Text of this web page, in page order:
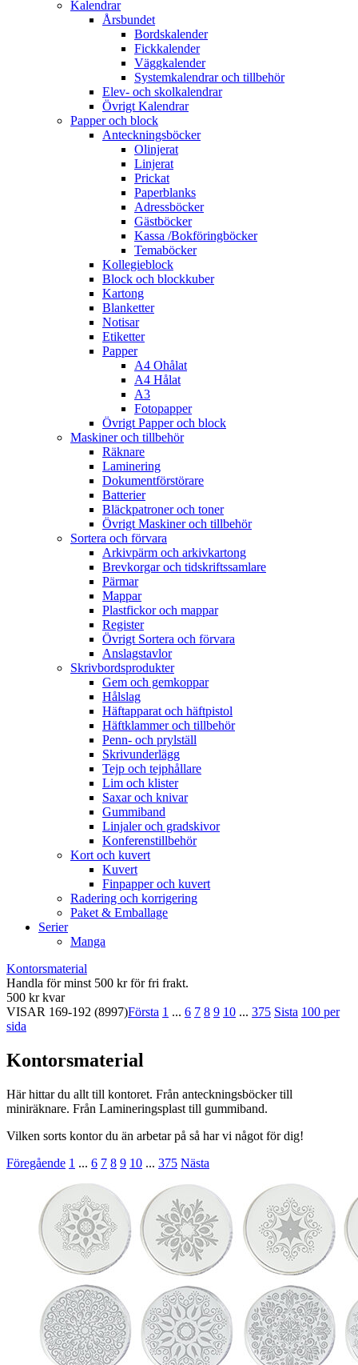
Kalendrar
Årsbundet
Bordskalender
Fickkalender
Väggkalender
Systemkalendrar och tillbehör
Elev- och skolkalendrar
Övrigt Kalendrar
Papper och block
Anteckningsböcker
Olinjerat
Linjerat
Prickat
Paperblanks
Adressböcker
Gästböcker
Kassa /Bokföringböcker
Temaböcker
Kollegieblock
Block och blockkuber
Kartong
Blanketter
Notisar
Etiketter
Papper
A4 Ohålat
A4 Hålat
A3
Fotopapper
Övrigt Papper och block
Maskiner och tillbehör
Räknare
Laminering
Dokumentförstörare
Batterier
Bläckpatroner och toner
Övrigt Maskiner och tillbehör
Sortera och förvara
Arkivpärm och arkivkartong
Brevkorgar och tidskriftssamlare
Pärmar
Mappar
Plastfickor och mappar
Register
Övrigt Sortera och förvara
Anslagstavlor
Skrivbordsprodukter
Gem och gemkoppar
Hålslag
Häftapparat och häftpistol
Häftklammer och tillbehör
Penn- och prylställ
Skrivunderlägg
Tejp och tejphållare
Lim och klister
Saxar och knivar
Gummiband
Linjaler och gradskivor
Konferenstillbehör
Kort och kuvert
Kuvert
Finpapper och kuvert
Radering och korrigering
Paket & Emballage
Serier
Manga
Kontorsmaterial
Handla för minst 500 kr för fri frakt.
500 kr kvar
VISAR 169-192 (8997)Första 1 ... 6 7 8 9 10 ... 375 Sista 100 per
sida
Kontorsmaterial
Här hittar du allt till kontoret. Från anteckningsböcker till
miniräknare. Från Lamineringsplast till gummiband.
Vilken sorts kontor du än arbetar på så har vi något för dig!
Föregående 1 ... 6 7 8 9 10 ... 375 Nästa